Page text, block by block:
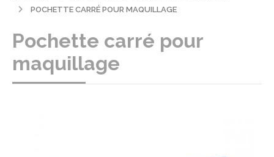
POCHETTE CARRÉ POUR MAQUILLAGE
Pochette carré pour
maquillage